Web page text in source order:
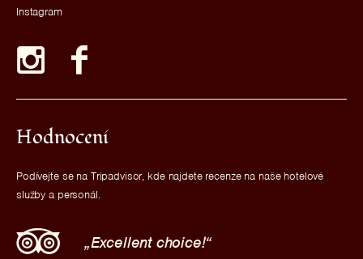
Instagram
Hodnocení
Podívejte se na Tripadvisor, kde najdete recenze na naše hotelové
služby a personál.
Excellent choice!